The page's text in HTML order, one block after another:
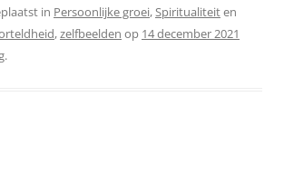
in Persoonlijke groei,Spiritualiteiten
,zelfbeelden op 14 december 2021
.